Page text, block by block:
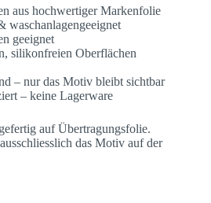
aus hochwertiger Markenfolie
waschanlagengeeignet
geeignet
silikonfreien Oberflächen
– nur das Motiv bleibt sichtbar
– keine Lagerware
auf Übertragungsfolie.
das Motiv auf der